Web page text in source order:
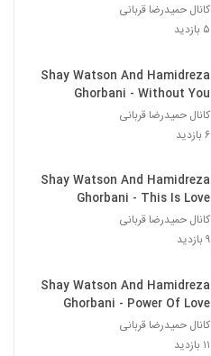
کانال حمیدرضا قربانی
۵ بازدید
Shay Watson And Hamidreza
Ghorbani - Without You
کانال حمیدرضا قربانی
۶ بازدید
Shay Watson And Hamidreza
Ghorbani - This Is Love
کانال حمیدرضا قربانی
۹ بازدید
Shay Watson And Hamidreza
Ghorbani - Power Of Love
کانال حمیدرضا قربانی
۱۱ بازدید